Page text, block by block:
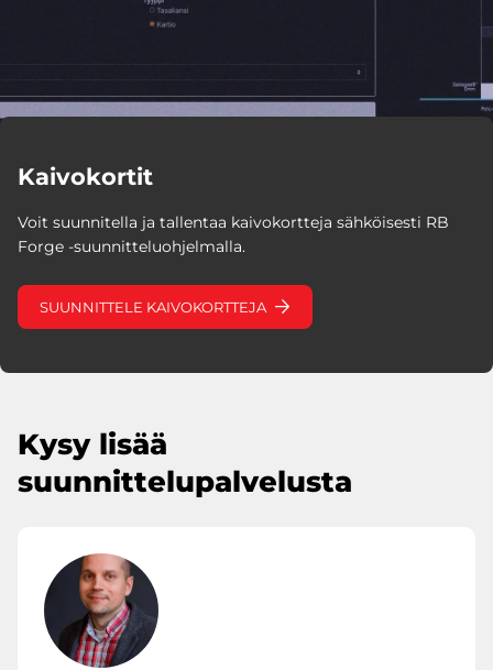
Kaivokortit
Voit suunnitella ja tallentaa kaivokortteja sähköisesti RB
Forge -suunnitteluohjelmalla.
SUUNNITTELE KAIVOKORTTEJA
Kysy lisää
suunnittelupalvelusta